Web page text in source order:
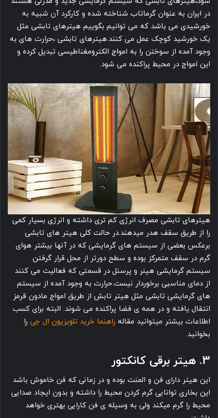
در ایران به عنوان گرماتاب شناخته شده و کارکرد آن شبیه به
خورشیدی می باشد که می توانیم بگوییم هیترهای تابشی مثل
یک خورشید کوچک عمل می کنند.هیترهای تابشی ،حرارت های به
وجود آمده از سوختن را به امواج الکترومغناطیسی تبدیل کرده و
این امواج در محیط پراکنده می شود.
هیترهای تابشی مصرف انرژی کم تری داشته و انرژی بسیار کمی
را از طریق سقف هدر میدهند.در حالت کلی هیتر های تابشی
برعکس بعضی از سیستم های گرمایشی که در آنها بیشتر هوای
گرم در سقف متمرکز بوده و سطح دورتر از محل قرار گرفتن
سیستم گرمایشی هینر و پرسنل در قسمتی که فعالیت می کنند
از دمای مناسبی برخوردار نیست.حرارت به وجود آمده از سیستم
های گرمایشی تابشی مثل هیتر تابش از طریق امواج مادون قرمز
انتقال یافته و در همه ی فضا پراکنده می شوند. البته برای کسب
اطلاعات بیشتر میتوانید مقاله راهنما خرید تلویزیون ال جی را
بخوانید.
3. هیتر برقی کانکتور
این هیتر دارای فن و المنت بوده و در زمانی که فن خاموش باشد
این بخاری توانایی گرم کردن محیط را داشته و بدون ایجاد صدایی
محیط را گرم میکند ولی به وسیله ی فن کارایی بهتری خواهد